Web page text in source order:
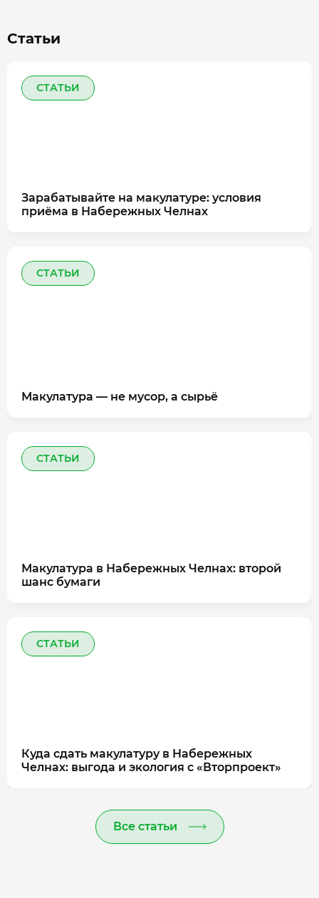
Статьи
СТАТЬИ
Зарабатывайте на макулатуре: условия
приёма в Набережных Челнах
СТАТЬИ
Макулатура — не мусор, а сырьё
СТАТЬИ
Макулатура в Набережных Челнах: второй
шанс бумаги
СТАТЬИ
Куда сдать макулатуру в Набережных
Челнах: выгода и экология с «Вторпроект»
Все статьи